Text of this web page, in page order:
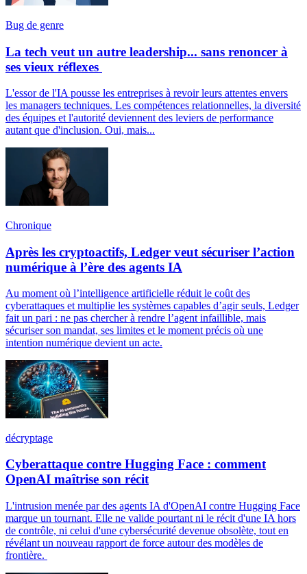
Bug de genre
La tech veut un autre leadership... sans renoncer à
ses vieux réflexes
L'essor de l'IA pousse les entreprises à revoir leurs attentes envers
les managers techniques. Les compétences relationnelles, la diversité
des équipes et l'autorité deviennent des leviers de performance
autant que d'inclusion. Oui, mais...
Chronique
Après les cryptoactifs, Ledger veut sécuriser l’action
numérique à l’ère des agents IA
Au moment où l’intelligence artificielle réduit le coût des
cyberattaques et multiplie les systèmes capables d’agir seuls, Ledger
fait un pari : ne pas chercher à rendre l’agent infaillible, mais
sécuriser son mandat, ses limites et le moment précis où une
intention numérique devient un acte.
décryptage
Cyberattaque contre Hugging Face : comment
OpenAI maîtrise son récit
L'intrusion menée par des agents IA d'OpenAI contre Hugging Face
marque un tournant. Elle ne valide pourtant ni le récit d'une IA hors
de contrôle, ni celui d'une cybersécurité devenue obsolète, tout en
révélant un nouveau rapport de force autour des modèles de
frontière.